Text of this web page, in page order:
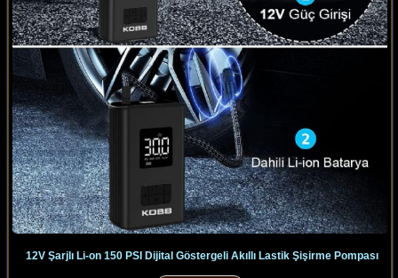
12V Şarjlı Li-on 150 PSI Dijital Göstergeli Akıllı Lastik Şişirme Pompası